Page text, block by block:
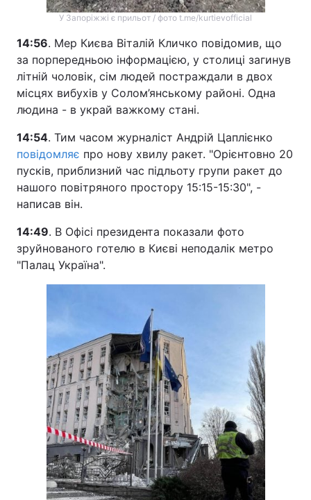
У Запоріжжі є прильот / фото t.me/kurtievofficial
14:56. Мер Києва Віталій Кличко повідомив, що
за порпередньою інформацією, у столиці загинув
літній чоловік, сім людей постраждали в двох
місцях вибухів у Солом’янському районі. Одна
людина - в украй важкому стані.
14:54. Тим часом журналіст Андрій Цаплієнко
повідомляє про нову хвилу ракет. "Орієнтовно 20
пусків, приблизний час підльоту групи ракет до
нашого повітряного простору 15:15-15:30", -
написав він.
14:49. В Офісі президента показали фото
зруйнованого готелю в Києві неподалік метро
"Палац Україна".